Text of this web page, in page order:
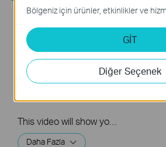
How to Reset Your
Tapo Smart Wire-
Free Security
Camera System:
Tapo H200 + Tapo
This video will show you how to reset your wire-free security camera and the hub.
Daha Fazla
Bölgeniz için ürünler, etkinlikler ve
GİT
Diğer Seçenek